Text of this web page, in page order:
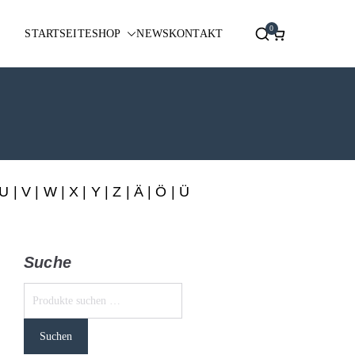
STARTSEITESHOP NEWSKONTAKT 0
U V W|X Y|Z Ä| Ö | Ü
Suche
Suchen